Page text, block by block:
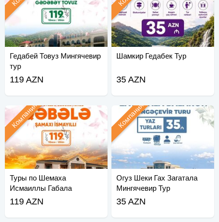
Гедабей Товуз Мингячевир
тур
119 AZN
Шамкир Гедабек Тур
35 AZN
Туры по Шемаха
Исмаиллы Габала
Компания
119 AZN
Огуз Шеки Гах Загатала
Мингячевир Тур
Компания
35 AZN